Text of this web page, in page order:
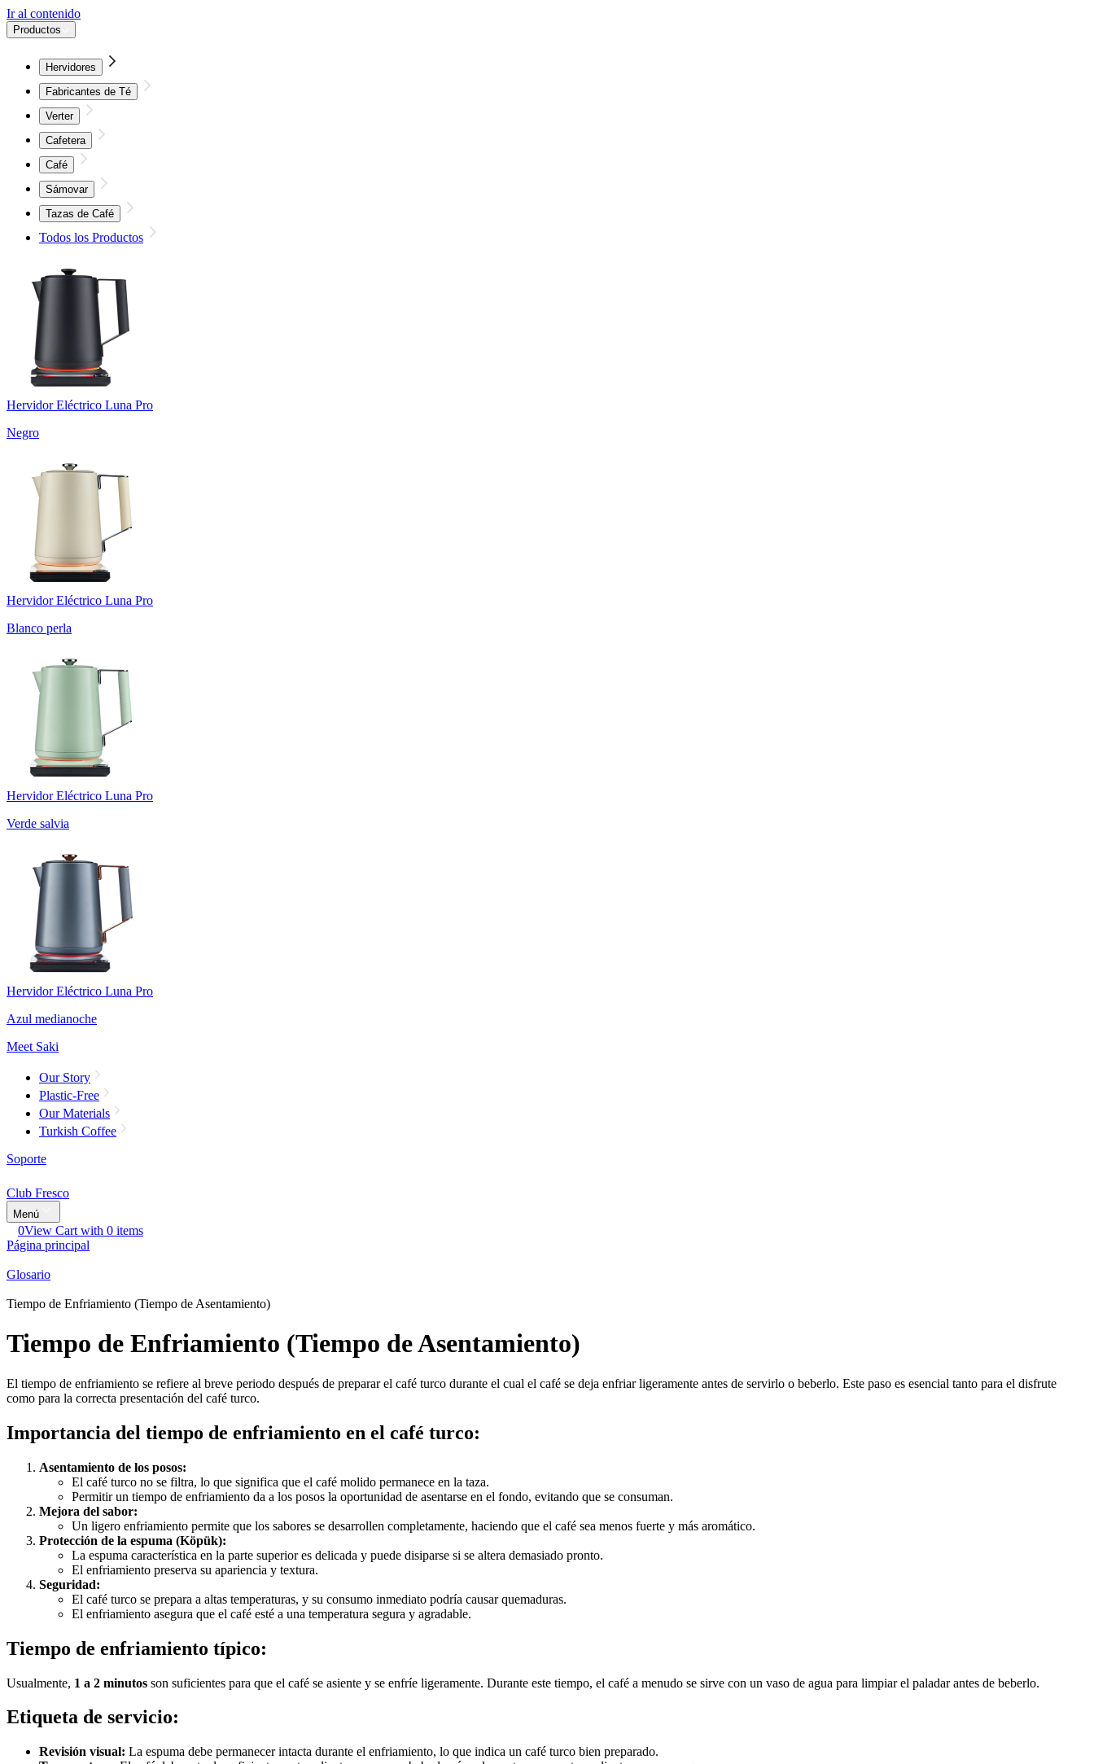
Ir al contenido
Productos
Hervidores
Fabricantes de Té
Verter
Cafetera
Café
Sámovar
Tazas de Café
Todos los Productos
Hervidor Eléctrico Luna Pro
Negro
Hervidor Eléctrico Luna Pro
Blanco perla
Hervidor Eléctrico Luna Pro
Verde salvia
Hervidor Eléctrico Luna Pro
Azul medianoche
Meet Saki
Our Story
Plastic-Free
Our Materials
Turkish Coffee
Soporte
Club Fresco
Menú
0View Cart with 0 items
Página principal
Glosario
Tiempo de Enfriamiento (Tiempo de Asentamiento)
Tiempo de Enfriamiento (Tiempo de Asentamiento)
El tiempo de enfriamiento se refiere al breve periodo después de preparar el café turco durante el cual el café se deja enfriar ligeramente antes de servirlo o beberlo. Este paso es esencial tanto para el disfrute
como para la correcta presentación del café turco.
Importancia del tiempo de enfriamiento en el café turco:
Asentamiento de los posos:
El café turco no se filtra, lo que significa que el café molido permanece en la taza.
Permitir un tiempo de enfriamiento da a los posos la oportunidad de asentarse en el fondo, evitando que se consuman.
Mejora del sabor:
Un ligero enfriamiento permite que los sabores se desarrollen completamente, haciendo que el café sea menos fuerte y más aromático.
Protección de la espuma (Köpük):
La espuma característica en la parte superior es delicada y puede disiparse si se altera demasiado pronto.
El enfriamiento preserva su apariencia y textura.
Seguridad:
El café turco se prepara a altas temperaturas, y su consumo inmediato podría causar quemaduras.
El enfriamiento asegura que el café esté a una temperatura segura y agradable.
Tiempo de enfriamiento típico:
Usualmente, 1 a 2 minutos son suficientes para que el café se asiente y se enfríe ligeramente. Durante este tiempo, el café a menudo se sirve con un vaso de agua para limpiar el paladar antes de beberlo.
Etiqueta de servicio:
Revisión visual: La espuma debe permanecer intacta durante el enfriamiento, lo que indica un café turco bien preparado.